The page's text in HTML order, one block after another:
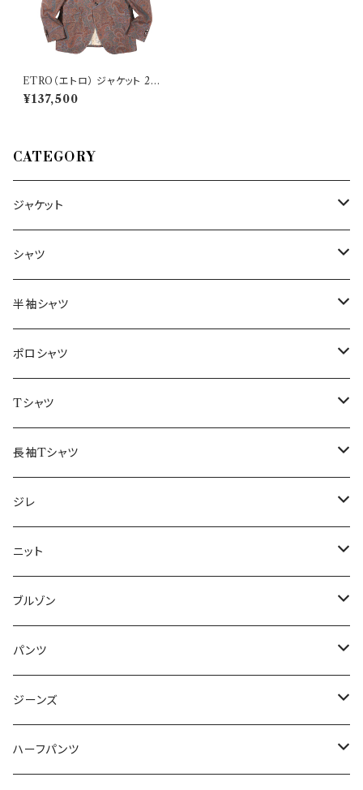
ETRO（エトロ） ジャケット 202
E1187 Q0176 020003 3381
0
¥137,500
CATEGORY
ジャケット
～44/S
46/M
48/L
50/XL～
シャツ
～44/S
46/M
48/L
50/XL～
半袖シャツ
～44/S
46/M
48/L
50/XL～
ポロシャツ
～44/S
46/M
48/L
50/XL～
Tシャツ
～44/S
46/M
48/L
50/XL～
長袖Tシャツ
～44/S
46/M
48/L
50/XL～
ジレ
～44/S
46/M
48/L
50/XL～
ニット
～44/S
46/M
48/L
50/XL～
ブルゾン
～44/S
46/M
48/L
パンツ
～44/S
46/M
ジーンズ
～44/S
ハーフパンツ